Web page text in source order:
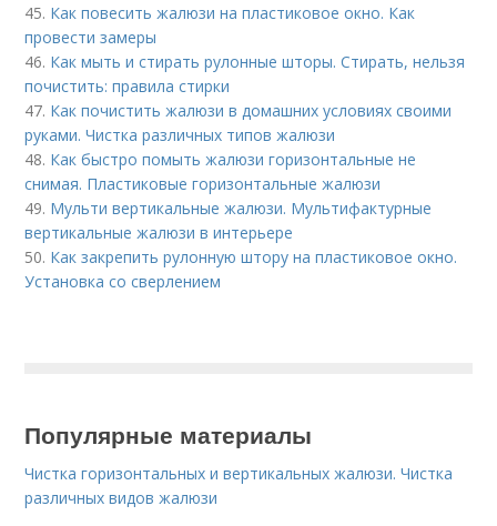
45. Как повесить жалюзи на пластиковое окно. Как
провести замеры
46. Как мыть и стирать рулонные шторы. Стирать, нельзя
почистить: правила стирки
47. Как почистить жалюзи в домашних условиях своими
руками. Чистка различных типов жалюзи
48. Как быстро помыть жалюзи горизонтальные не
снимая. Пластиковые горизонтальные жалюзи
49. Мульти вертикальные жалюзи. Мультифактурные
вертикальные жалюзи в интерьере
50. Как закрепить рулонную штору на пластиковое окно.
Установка со сверлением
Популярные материалы
Чистка горизонтальных и вертикальных жалюзи. Чистка
различных видов жалюзи